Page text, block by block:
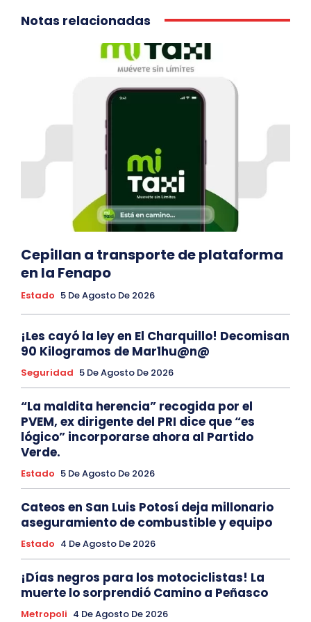
Notas relacionadas
Cepillan a transporte de plataforma
en la Fenapo
Estado 5 De Agosto De 2026
¡Les cayó la ley en El Charquillo! Decomisan
90 Kilogramos de Mar1hu@n@
Seguridad 5 De Agosto De 2026
“La maldita herencia” recogida por el
PVEM, ex dirigente del PRI dice que “es
lógico” incorporarse ahora al Partido
Verde.
Estado 5 De Agosto De 2026
Cateos en San Luis Potosí deja millonario
aseguramiento de combustible y equipo
Estado 4 De Agosto De 2026
¡Días negros para los motociclistas! La
muerte lo sorprendió Camino a Peñasco
Metropoli 4 De Agosto De 2026